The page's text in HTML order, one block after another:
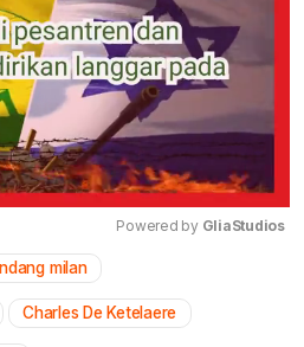
Powered by GliaStudios
milan
Charles De Ketelaere